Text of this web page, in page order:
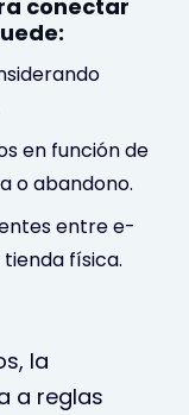
conectar
en función de
o abandono.
entre e-
física.
la
a reglas